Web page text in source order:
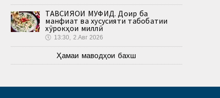
ТАВСИЯҲОИ МУФИД. Доир ба
манфиат ва хусусияти табобатии
хӯрокҳои миллӣ
🕔 13:30, 2.Авг 2026
Ҳамаи маводҳои бахш